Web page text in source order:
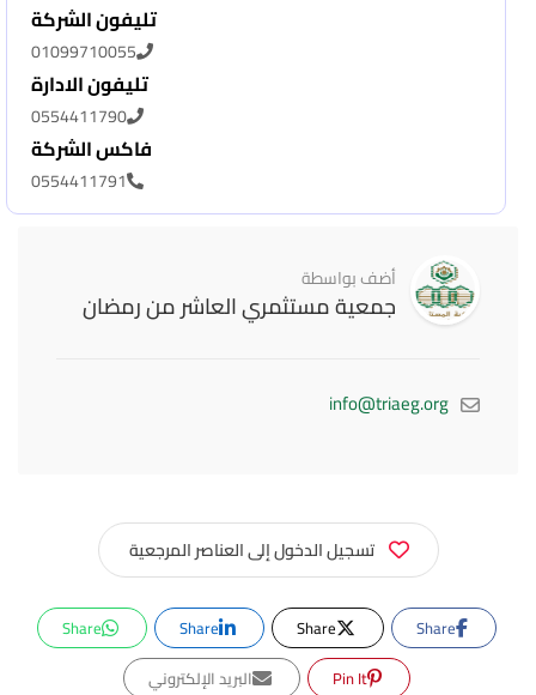
تليفون الشركة
01099710055
تليفون الادارة
0554411790
فاكس الشركة
0554411791
أضف بواسطة
جمعية مستثمري العاشر من رمضان
info@triaeg.org
تسجيل الدخول إلى العناصر المرجعية
Share
Share
Share
Share
Pin It
البريد الإلكتروني